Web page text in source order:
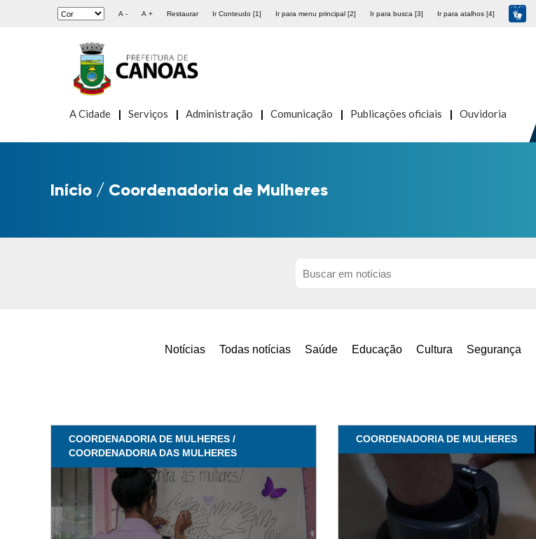
A - A + Restaurar Ir Conteudo [1] Ir para menu principal [2] Ir para busca [3] Ir para atalhos [4]
A Cidade Serviços Administração Comunicação Publicações oficiais Ouvidoria
Início / Coordenadoria de Mulheres
Notícias Todas notícias Saúde Educação Cultura Segurança
COORDENADORIA DE MULHERES /
COORDENADORIA DAS MULHERES
COORDENADORIA DE MULHERES